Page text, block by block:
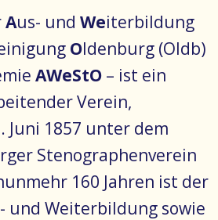
Aus- und Weiterbildung
Oldenburg (Oldb)
AWeStO – ist ein
Verein,
Juni 1857 unter dem
Stenographenverein
160 Jahren ist der
und Weiterbildung sowie